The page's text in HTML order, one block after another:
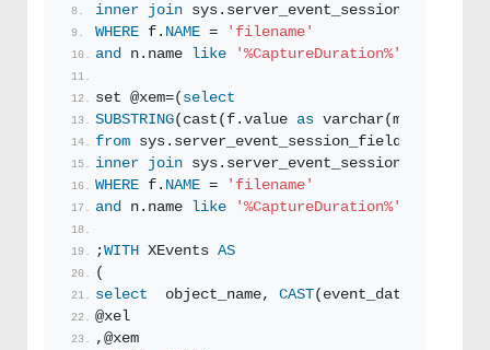
inner join sys.server_event_sessions n
WHERE f. NAME =
'filename'
and
n.name like '%CaptureDuration%'
set @xem=( select
SUBSTRING(cast(f.value as varchar(max)),
from sys.server_event_session_fields f
inner join sys.server_event_sessions n
WHERE f. NAME =
'filename'
and
n.name like '%CaptureDuration%'
;WITH XEvents AS
(
select
  object_name,
CAST(event_data
@xel
,@xem